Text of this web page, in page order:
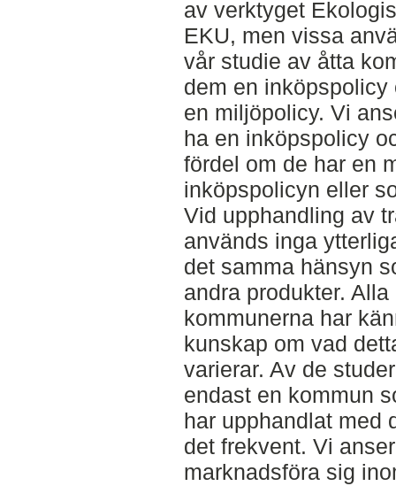
av verktyget
EKU, men vissa
vår studie av åtta
dem en
en miljöpolicy. Vi
ha en inköpspolicy
fördel om de har en
inköpspolicyn eller
Vid upphandling av
används inga
det samma hänsyn
andra produkter.
kommunerna har
kunskap om vad
varierar. Av de
endast en kommun
har upphandlat med
det frekvent. Vi
marknadsföra sig